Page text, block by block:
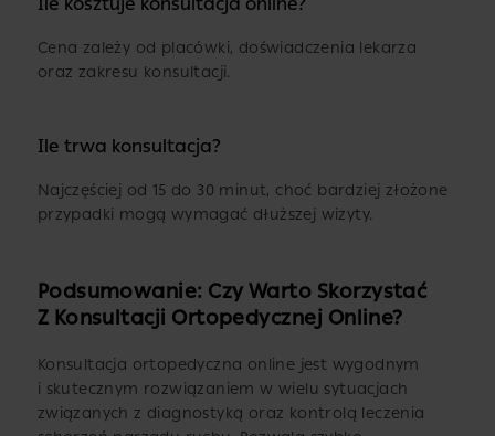
Cena zależy od placówki, doświadczenia lekarza
oraz zakresu konsultacji.
Ile trwa konsultacja?
Najczęściej od 15 do 30 minut, choć bardziej złożone
przypadki mogą wymagać dłuższej wizyty.
Podsumowanie: Czy Warto Skorzystać
Z Konsultacji Ortopedycznej Online?
Konsultacja ortopedyczna online jest wygodnym
i skutecznym rozwiązaniem w wielu sytuacjach
związanych z diagnostyką oraz kontrolą leczenia